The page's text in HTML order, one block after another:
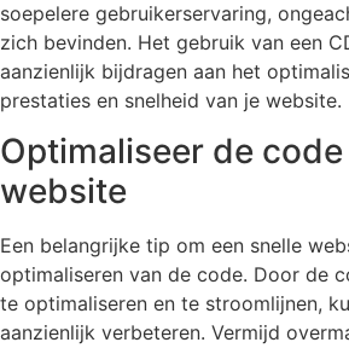
soepelere gebruikerservaring,
zich bevinden. Het gebruik van een
aanzienlijk bijdragen aan het
prestaties en snelheid van je website.
Optimaliseer de
website
Een belangrijke tip om een snelle
optimaliseren van de code. Door de
te optimaliseren en te stroomlijnen,
aanzienlijk verbeteren. Vermijd